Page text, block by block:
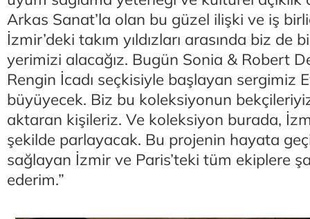
Arkas Sanat’la olan bu güzel ilişki ve iş
İzmir’deki takım yıldızları arasında biz de
yerimizi alacağız. Bugün Sonia & Robert
Rengin İcadı seçkisiyle başlayan sergimiz
büyüyecek. Biz bu koleksiyonun
aktaran kişileriz. Ve koleksiyon burada,
şekilde parlayacak. Bu projenin hayata
sağlayan İzmir ve Paris’teki tüm ekiplere
ederim.”